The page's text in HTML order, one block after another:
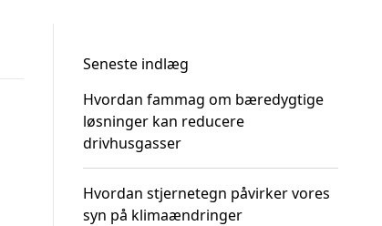
Seneste indlæg
Hvordan fammag om bæredygtige
løsninger kan reducere
drivhusgasser
Hvordan stjernetegn påvirker vores
syn på klimaændringer